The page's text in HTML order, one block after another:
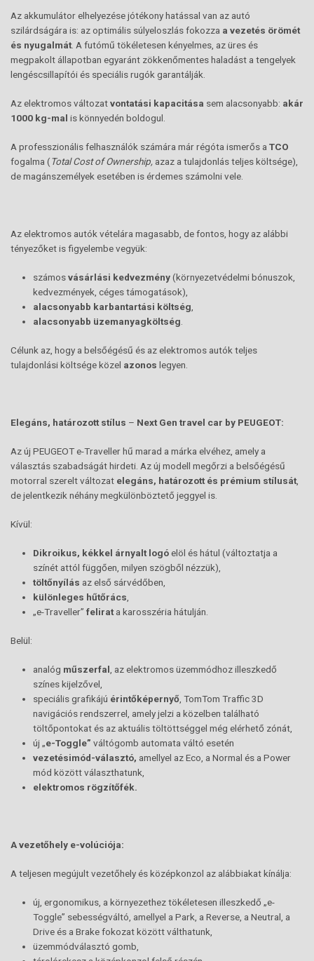
Az akkumulátor elhelyezése jótékony hatással van az autó
szilárdságára is: az optimális súlyeloszlás fokozza a vezetés örömét
és nyugalmát . A futómű tökéletesen kényelmes, az üres és
megpakolt állapotban egyaránt zökkenőmentes haladást a tengelyek
lengéscsillapítói és speciális rugók garantálják.
Az elektromos változatvontatási kapacitása sem alacsonyabb: akár
1000 kg-mal is könnyedén boldogul.
A professzionális felhasználók számára már régóta ismerős a TCO
fogalma (Total Cost of Ownership, azaz a tulajdonlás teljes költsége),
de magánszemélyek esetében is érdemes számolni vele.
Az elektromos autók vételára magasabb, de fontos, hogy az alábbi
tényezőket is figyelembe vegyük:
számosvásárlási kedvezmény(környezetvédelmi bónuszok,
kedvezmények, céges támogatások),
alacsonyabb karbantartási költség
alacsonyabb üzemanyagköltség
Célunk az, hogy a belsőégésű és az elektromos autók teljes
tulajdonlási költsége közel azonos legyen.
Elegáns, határozott stílus – Next Gen travel car by PEUGEOT:
Az új PEUGEOT e-Traveller hű marad a márka elvéhez, amely a
választás szabadságát hirdeti. Az új modell megőrzi a belsőégésű
motorral szerelt változat elegáns, határozott és prémium stílusát
de jelentkezik néhány megkülönböztető jeggyel is.
Kívül:
Dikroikus, kékkel árnyalt logóelöl és hátul (változtatja a
színét attól függően, milyen szögből nézzük),
töltőnyílás az első sárvédőben,
különleges hűtőrács
„e-Traveller” felirat a karosszéria hátulján.
Belül:
analóg műszerfal , az elektromos üzemmódhoz illeszkedő
színes kijelzővel,
speciális grafikájú érintőképernyő , TomTom Traffic 3D
navigációs rendszerrel, amely jelzi a közelben található
töltőpontokat és az aktuális töltöttséggel még elérhető zónát,
új „e-Toggle” váltógomb automata váltó esetén
vezetésimód-választó, amellyel az Eco, a Normal és a Power
mód között választhatunk,
elektromos rögzítőfék.
A vezetőhely e-volúciója:
A teljesen megújult vezetőhely és középkonzol az alábbiakat kínálja:
új, ergonomikus, a környezethez tökéletesen illeszkedő „e-
Toggle” sebességváltó, amellyel a Park, a Reverse, a Neutral, a
Drive és a Brake fokozat között válthatunk,
üzemmódválasztó gomb,